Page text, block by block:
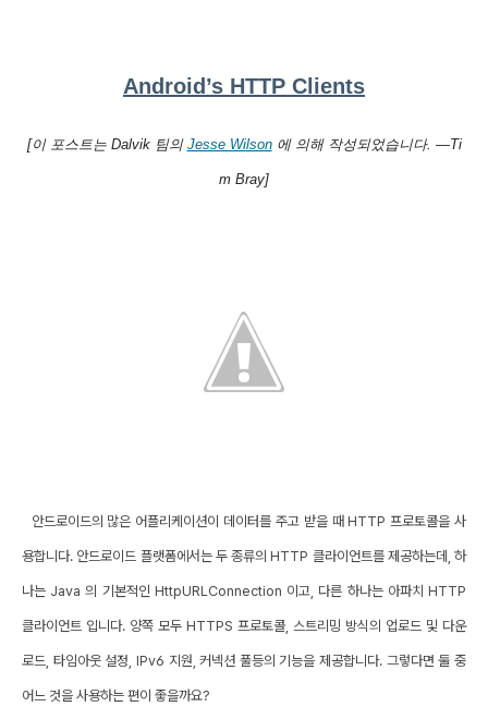
Android’s HTTP Clients
[이 포스트는 Dalvik 팀의 Jesse Wilson에 의해 작성되었습니다. —Ti
m Bray]
안드로이드의 많은 어플리케이션이 데이터를 주고 받을 때 HTTP 프로토콜을 사
용합니다. 안드로이드 플랫폼에서는 두 종류의 HTTP 클라이언트를 제공하는데, 하
나는 Java 의 기본적인 HttpURLConnection 이고, 다른 하나는 아파치 HTTP
클라이언트 입니다. 양쪽 모두 HTTPS 프로토콜, 스트리밍 방식의 업로드 및 다운
로드, 타임아웃 설정, IPv6 지원, 커넥션 풀등의 기능을 제공합니다. 그렇다면 둘 중
어느 것을 사용하는 편이 좋을까요?